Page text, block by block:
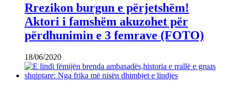
Rrezikon burgun e përjetshëm!
Aktori i famshëm akuzohet për
përdhunimin e 3 femrave (FOTO)
18/06/2020